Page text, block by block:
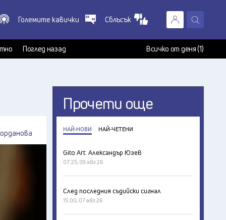
X
Големите кавички Сблъсък
Поглед назад Всичко от деня (1)
Прочети още
НАЙ-НОВИ НАЙ-ЧЕТЕНИ
Gito Art: Александър Юзев
07:25, 09 авг 26
След последния съдийски сигнал
15:00, 07 авг 26